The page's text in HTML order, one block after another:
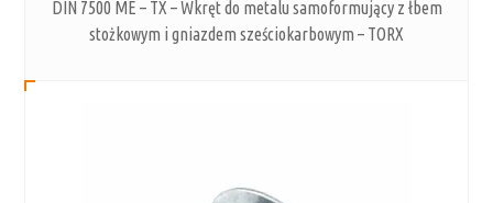
DIN 7500 ME – TX – Wkręt do metalu samoformujący z łbem
stożkowym i gniazdem sześciokarbowym – TORX